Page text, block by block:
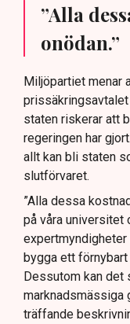
”Alla
onödan.”
Miljöpartiet menar
staten riskerar att
regeringen har
allt kan bli staten
slutförvaret.
”Alla dessa
på våra universitet
bygga ett
Dessutom kan
marknadsmässiga
träffande